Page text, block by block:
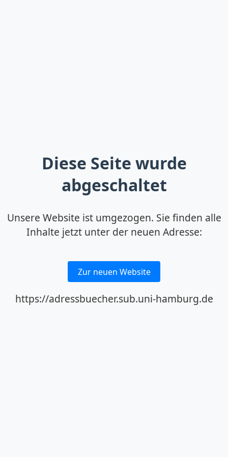
Diese Seite wurde
abgeschaltet
Unsere Website ist umgezogen. Sie finden alle
Inhalte jetzt unter der neuen Adresse:
Zur neuen Website
https://adressbuecher.sub.uni-hamburg.de